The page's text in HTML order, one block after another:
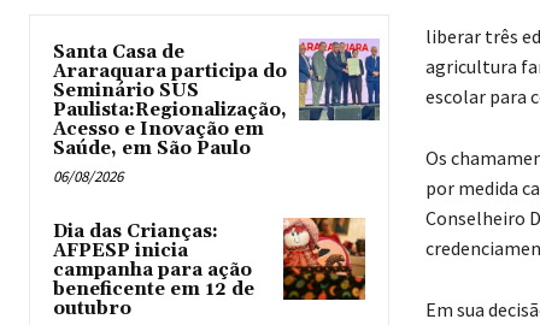
Santa Casa de
Araraquara participa do
Seminário SUS
Paulista:Regionalização,
Acesso e Inovação em
Saúde, em São Paulo
06/08/2026
Dia das Crianças:
AFPESP inicia
campanha para ação
beneficente em 12 de
outubro
liberar três
agricultura
escolar para
Os
por medida
Conselheiro
Em sua